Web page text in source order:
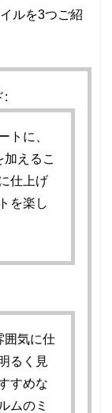
ルを3つご紹
:
トに、
えるこ
仕上げ
を楽し
囲気に仕
るく見
すめな
ムのミ